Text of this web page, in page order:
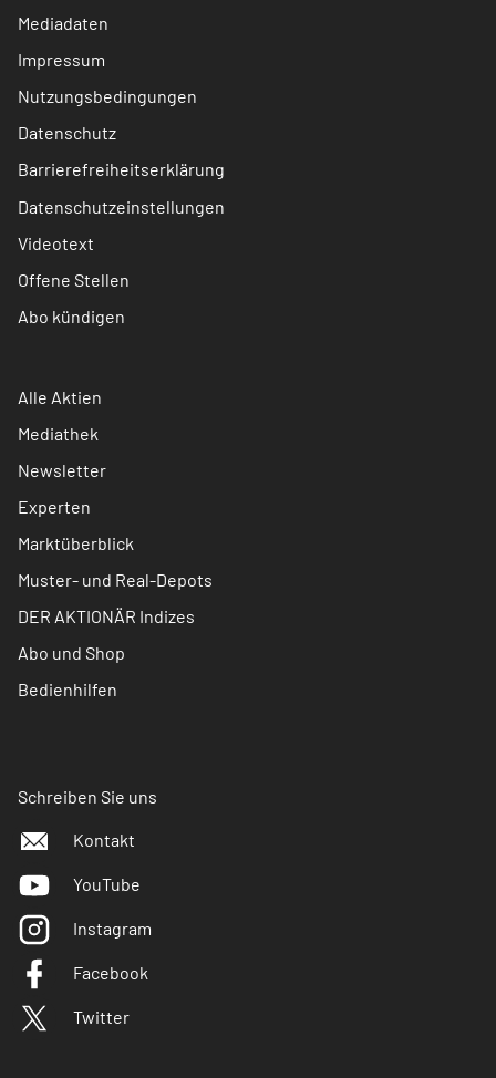
Mediadaten
Impressum
Nutzungsbedingungen
Datenschutz
Barrierefreiheitserklärung
Datenschutzeinstellungen
Videotext
Offene Stellen
Abo kündigen
Alle Aktien
Mediathek
Newsletter
Experten
Marktüberblick
Muster- und Real-Depots
DER AKTIONÄR Indizes
Abo und Shop
Bedienhilfen
Schreiben Sie uns
Kontakt
YouTube
Instagram
Facebook
Twitter